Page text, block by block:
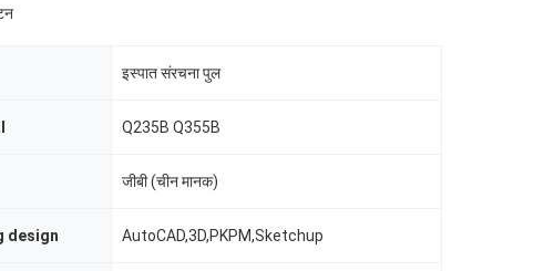
इस्पात संरचना पुल
Q235B Q355B
जीबी (चीन मानक)
design AutoCAD,3D,PKPM,Sketchup